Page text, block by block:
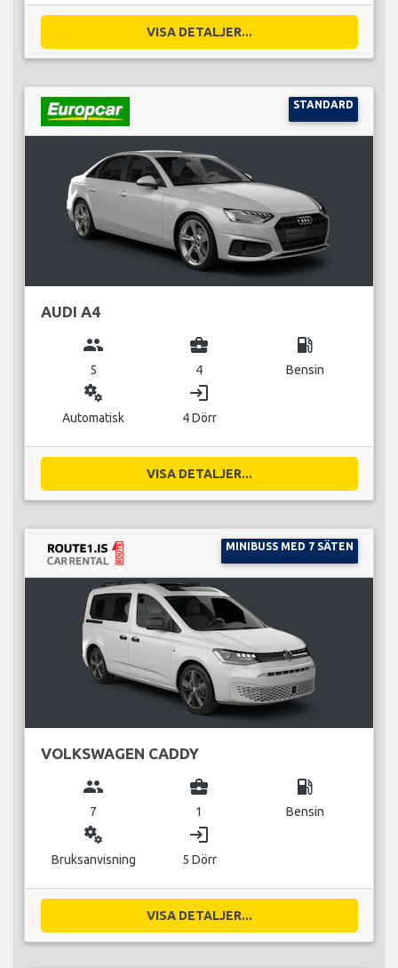
VISA DETALJER...
STANDARD
AUDI A4
group
5
business_center
4
local_gas_station
Bensin
miscellaneous_services
Automatisk
login
4 Dörr
VISA DETALJER...
MINIBUSS MED 7 SÄTEN
VOLKSWAGEN CADDY
group
7
business_center
1
local_gas_station
Bensin
miscellaneous_services
Bruksanvisning
login
5 Dörr
VISA DETALJER...